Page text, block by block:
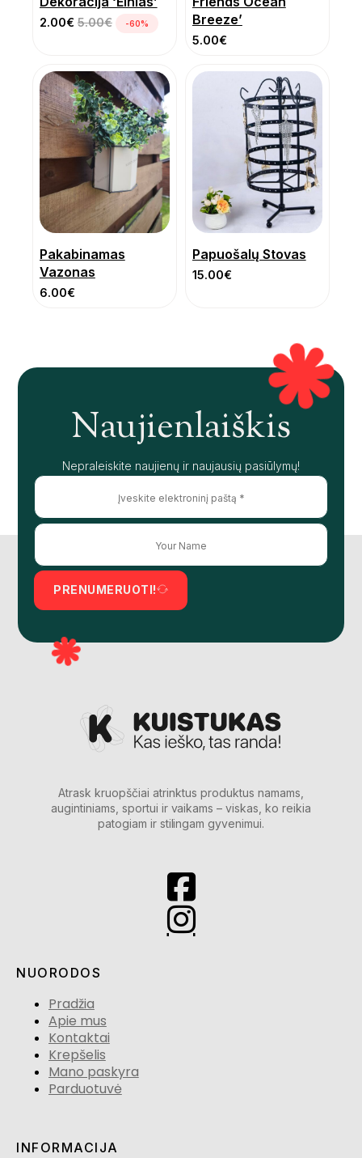
2.00€ 5.00€ -60%
Breeze’
5.00€
Pakabinamas
Vazonas
6.00€
Papuošalų Stovas
15.00€
Naujienlaiškis
Nepraleiskite naujienų ir naujausių pasiūlymų!
PRENUMERUOTI!
Atrask kruopščiai atrinktus produktus namams,
augintiniams, sportui ir vaikams – viskas, ko reikia
patogiam ir stilingam gyvenimui.
NUORODOS
Pradžia
Apie mus
Kontaktai
Krepšelis
Mano paskyra
Parduotuvė
INFORMACIJA